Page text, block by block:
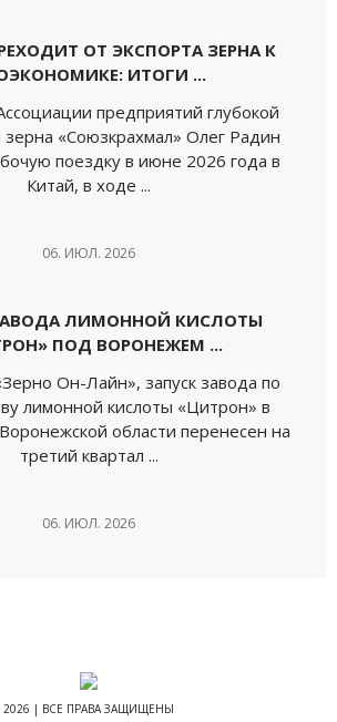
ОТ ЭКСПОРТА ЗЕРНА К
ИТОГИ ...
предприятий глубокой
зерна «Союзкрахмал» Олег Радин
поездку в июне 2026 года в
Китай, в ходе ...
06. ИЮЛ. 2026
ЛИМОННОЙ КИСЛОТЫ
ПОД ВОРОНЕЖЕМ ...
Он-Лайн», запуск завода по
лимонной кислоты «Цитрон» в
области перенесен на
третий квартал ...
06. ИЮЛ. 2026
2026 | ВСЕ ПРАВА ЗАЩИЩЕНЫ